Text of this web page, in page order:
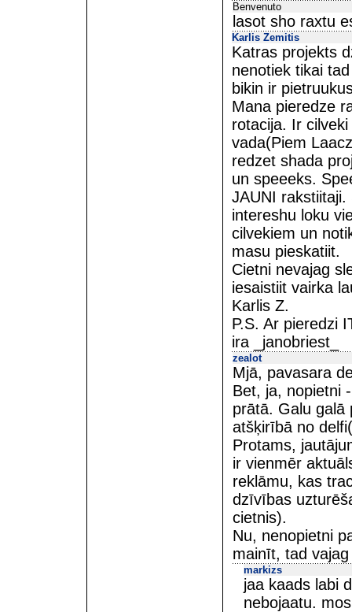
Benvenuto
lasot sho raxtu
Karlis Zemitis
Katras projekts
nenotiek tikai
bikin ir
Mana pieredze
rotacija. Ir
vada(Piem
redzet shada
un speeeks.
JAUNI
intereshu loku
cilvekiem un
masu pieskatiit.
Cietni nevajag
iesaistiit vairka
Karlis Z.
P.S. Ar pieredzi
ira _janobriest_
zealot
Mjā, pavasara
Bet, ja, nopietni
prātā. Galu galā
atšķirībā no
Protams,
ir vienmēr
reklāmu, kas
dzīvības
cietnis).
Nu, nenopietni
mainīt, tad
markizs
jaa kaads labi
nebojaatu.